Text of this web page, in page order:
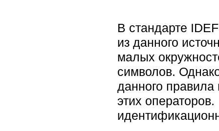
В стандарте
из данного
малых
символов.
данного
этих